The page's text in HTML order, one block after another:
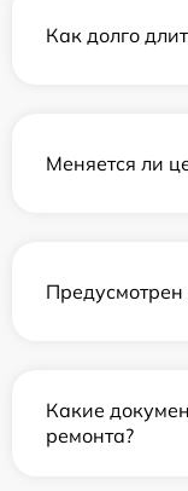
Как долго
Меняется ли
Предусмотрен
Какие
ремонта?